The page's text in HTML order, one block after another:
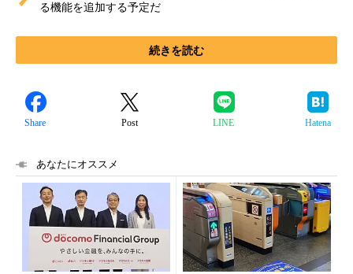
る機能を追加する予定だ
続きを読む
Share Post LINE Hatena
あなたにオススメ